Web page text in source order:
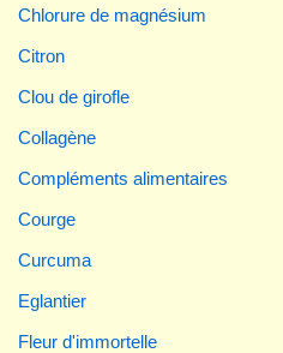
Chlorure de magnésium
Citron
Clou de girofle
Collagène
Compléments alimentaires
Courge
Curcuma
Eglantier
Fleur d'immortelle